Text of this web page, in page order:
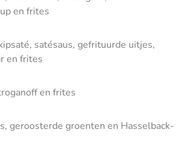
en frites
satésaus, gefrituurde uitjes,
en frites
en frites
geroosterde groenten en Hasselback-